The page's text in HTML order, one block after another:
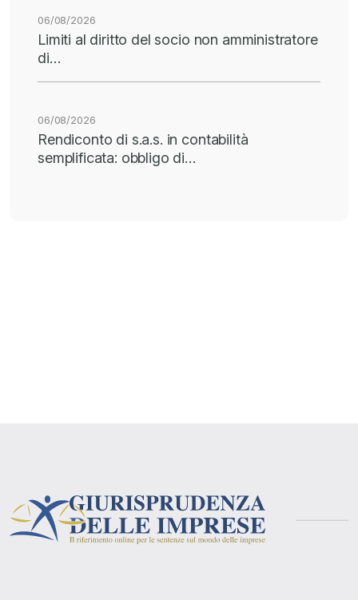
06/08/2026
Limiti al diritto del socio non amministratore
di…
06/08/2026
Rendiconto di s.a.s. in contabilità
semplificata: obbligo di…